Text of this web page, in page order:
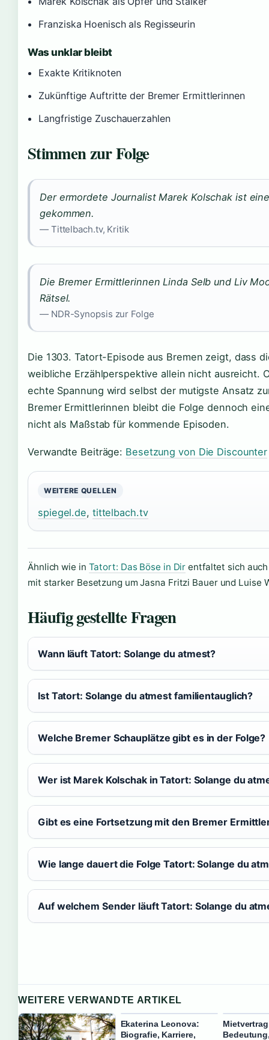
Franziska Hoenisch als Regisseurin
Was unklar bleibt
Exakte Kritiknoten
Zukünftige Auftritte der Bremer Ermittlerinnen
Langfristige Zuschauerzahlen
Stimmen zur Folge
Der ermordete Journalist Marek Kolschak ist
gekommen.
— Tittelbach.tv, Kritik
Die Bremer Ermittlerinnen Linda Selb und Liv
Rätsel.
— NDR-Synopsis zur Folge
Die 1303. Tatort-Episode aus Bremen zeigt, dass
weibliche Erzählperspektive allein nicht ausreicht.
echte Spannung wird selbst der mutigste Ansatz
Bremer Ermittlerinnen bleibt die Folge dennoch
nicht als Maßstab für kommende Episoden.
Verwandte Beiträge: Besetzung von Die Discounter
WEITERE QUELLEN
spiegel.de, tittelbach.tv
Ähnlich wie in Tatort: Das Böse in Dir entfaltet sich
mit starker Besetzung um Jasna Fritzi Bauer und Luise
Häufig gestellte Fragen
Wann läuft Tatort: Solange du atmest?
Ist Tatort: Solange du atmest familientauglich?
Welche Bremer Schauplätze gibt es in der Folge?
Wer ist Marek Kolschak in Tatort: Solange du
Gibt es eine Fortsetzung mit den Bremer
Wie lange dauert die Folge Tatort: Solange du
Auf welchem Sender läuft Tatort: Solange du
WEITERE VERWANDTE ARTIKEL
Ekaterina Leonova:
Biografie, Karriere,